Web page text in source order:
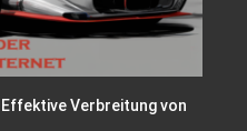
Verbreitung von